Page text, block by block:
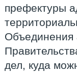
префектуры
Объединения
дел, куда